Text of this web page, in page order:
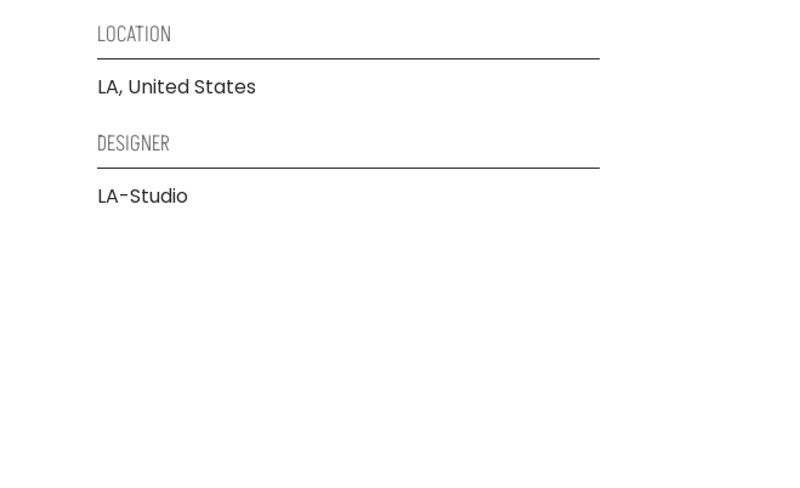
LOCATION
LA, United States
DESIGNER
LA-Studio